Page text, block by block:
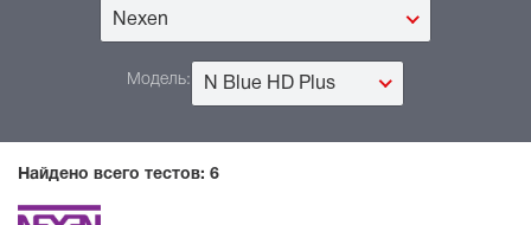
Nexen
Модель: N Blue HD Plus
Найдено всего тестов: 6